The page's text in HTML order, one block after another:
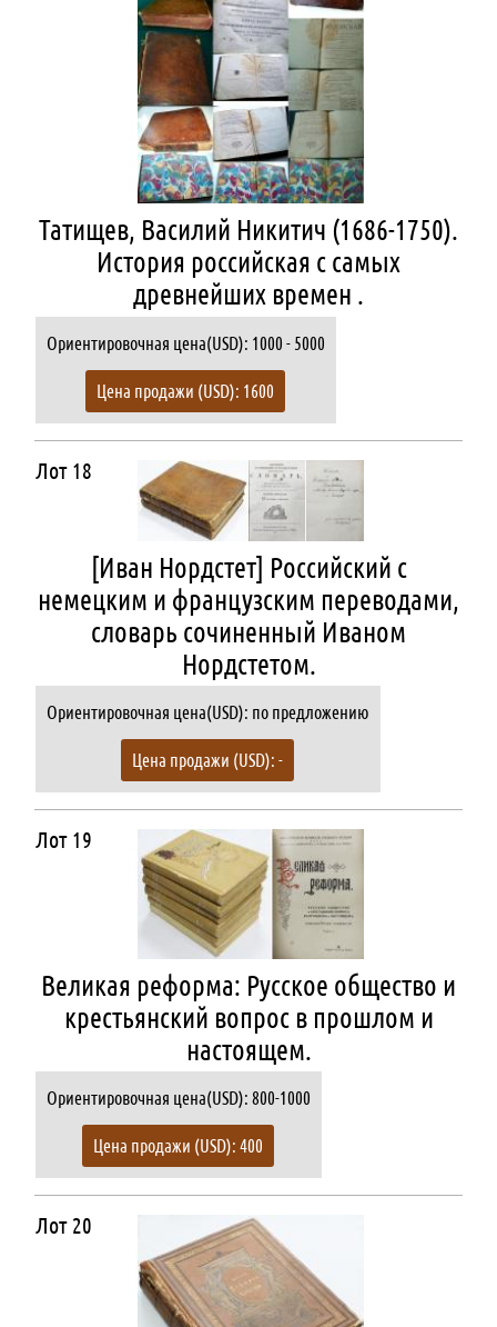
Татищев, Василий Никитич (1686-1750).
История российская с самых
древнейших времен .
Ориентировочная цена(USD): 1000 - 5000
Цена продажи (USD): 1600
Лот 18
[Иван Нордстет] Российский с
немецким и французским переводами,
словарь сочиненный Иваном
Нордстетом.
Ориентировочная цена(USD): по предложению
Цена продажи (USD): -
Лот 19
Великая реформа: Русское общество и
крестьянский вопрос в прошлом и
настоящем.
Ориентировочная цена(USD): 800-1000
Цена продажи (USD): 400
Лот 20